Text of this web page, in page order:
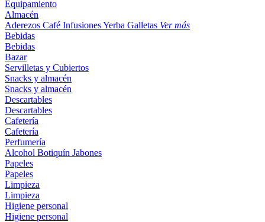
Equipamiento
Almacén
Aderezos Café InfusionesYerba Galletas Ver más
Bebidas
Bebidas
Bazar
Servilletas y Cubiertos
Snacks y almacén
Snacks y almacén
Descartables
Descartables
Cafetería
Cafetería
Perfumería
Alcohol Botiquín Jabones
Papeles
Papeles
Limpieza
Limpieza
Higiene personal
Higiene personal